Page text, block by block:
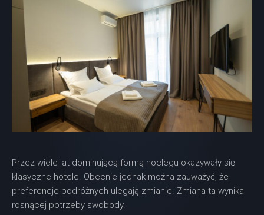
Przez wiele lat dominującą formą noclegu okazywały się
klasyczne hotele. Obecnie jednak można zauważyć, że
preferencje podróżnych ulegają zmianie. Zmiana ta wynika
rosnącej potrzeby swobody.